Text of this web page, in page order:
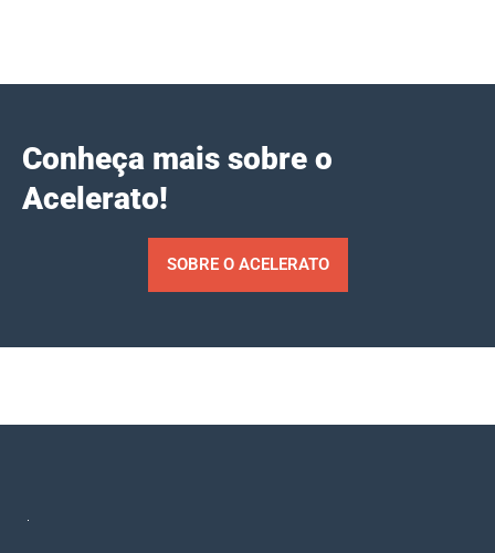
Conheça mais sobre o
Acelerato!
SOBRE O ACELERATO